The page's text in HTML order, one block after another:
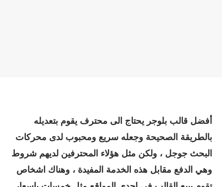
أفضل قالب بلوجر يحتاج الى محترف يقوم بتعديله
بالطريقة الصحيحة وجعله سريع ومحبوب لدى محركات
البحث جوجل ، ولكن مثل هؤلاء المحترفين لديهم شروط
وهي الدفع مقابل هذه الخدمة المفيدة ، وهناك اشخاص